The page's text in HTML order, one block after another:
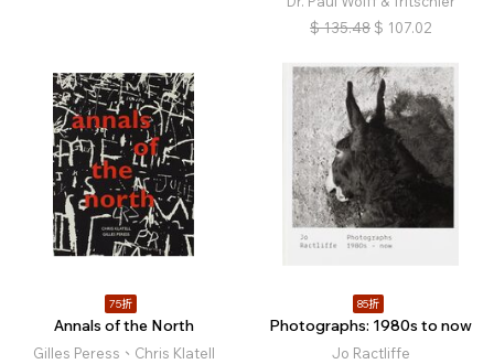
$ 135.48 $ 107.02
75折
Annals of the North
Gilles Peress、Chris Klatell
85折
Photographs: 1980s to now
Jo Ractliffe